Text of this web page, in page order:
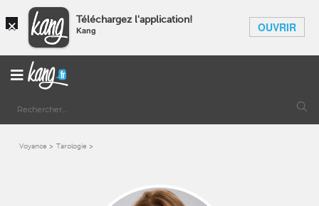
× Téléchargez l'application!
Kang OUVRIR
Voyance Tarologie